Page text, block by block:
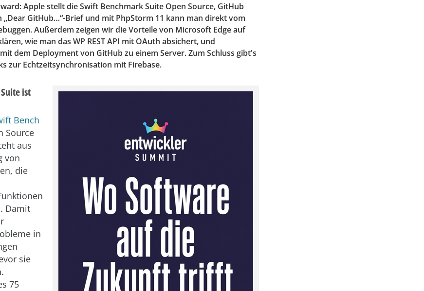
Apple stellt die Swift Benchmark Suite Open Source, GitHub
GitHub…“-Brief und mit PhpStorm 11 kann man direkt vom
Außerdem zeigen wir die Vorteile von Microsoft Edge auf
wie man das WP REST API mit OAuth absichert, und
dem Deployment von GitHub zu einem Server. Zum Schluss gibt's
zur Echtzeitsynchronisation mit Firebase.
ist
Bench
Source
aus
von
die
Damit
in
sie
75